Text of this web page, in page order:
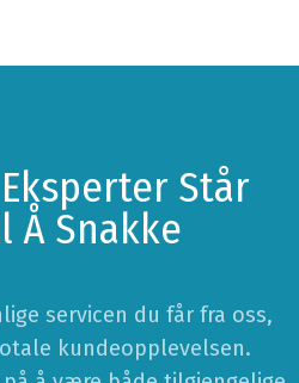
Står
Å Snakke
servicen du får fra oss,
kundeopplevelsen.